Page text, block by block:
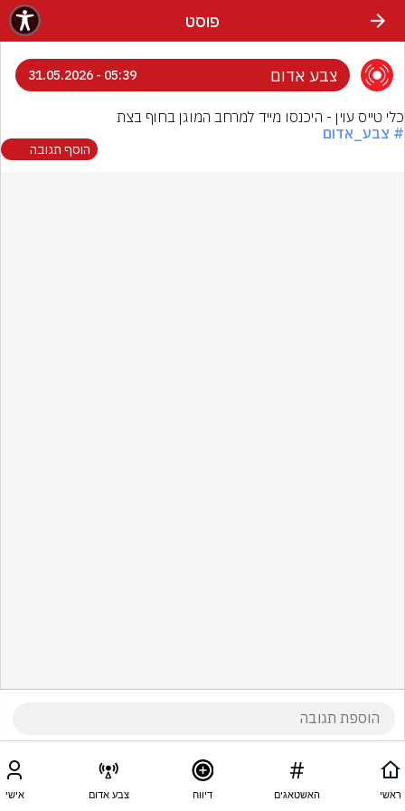
פוסט
צבע אדום 05:39 - 31.05.2026
כלי טייס עוין - היכנסו מייד למרחב המוגן בחוף בצת
# צבע_אדום
הוסף תגובה
ראשי האשטאגים דיווח צבע אדום אישי